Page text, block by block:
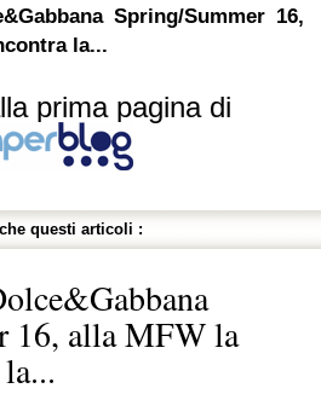
Spring/Summer 16,
la...
prima pagina di
questi articoli :
16, alla MFW la